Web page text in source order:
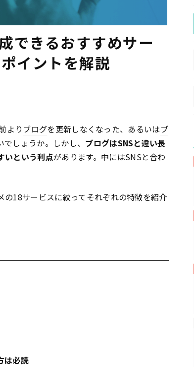
できるおすすめサー
イントを解説
より ブログを更新しなくなった、あるいはブ
しょうか。しかし、 ブログはSNSと違い長
いという利点があります。中にはSNSと合わ
の18サービスに絞ってそれぞれの特徴を紹介
は必読